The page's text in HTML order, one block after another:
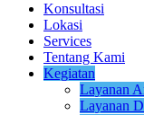
Konsultasi
Lokasi
Services
Tentang Kami
Kegiatan
Layanan
Layanan